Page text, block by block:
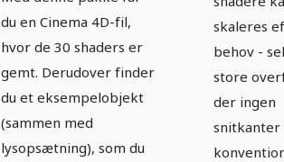
du en Cinema 4D-fil,
hvor de 30 shaders er
gemt. Derudover finder
du et eksempelobjekt
(sammen med
lysopsætning), som du
skaleres
behov -
store
der ingen
snitkanter